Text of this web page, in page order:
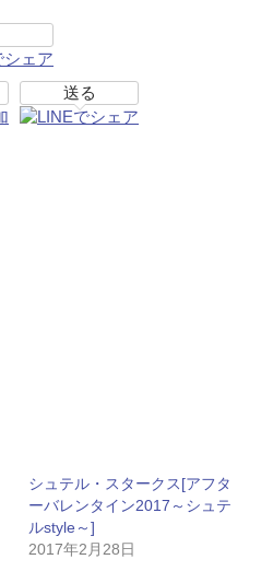
送る
シュテル・スタークス[アフタ
ーバレンタイン2017～シュテ
ルstyle～]
2017年2月28日